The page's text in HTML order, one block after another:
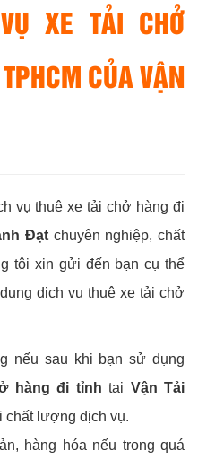
XE TẢI CHỞ
CỦAVẬN
vụ thuê xe tải chở hàng đi
Đạtchuyên nghiệp, chất
tôi xin gửi đến bạn cụ thể
dịch vụ thuê xe tải chở
nếu sau khi bạn sử dụng
hàng đi tỉnh tại Vận Tải
chất lượng dịch vụ.
hàng hóa nếu trong quá